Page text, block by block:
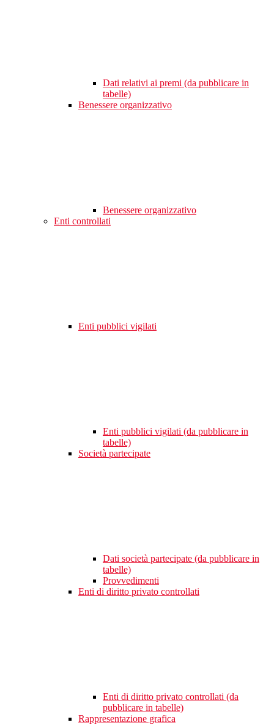
Dati relativi ai premi (da pubblicare in
tabelle)
Benessere organizzativo
Benessere organizzativo
Enti controllati
Enti pubblici vigilati
Enti pubblici vigilati (da pubblicare in
tabelle)
Società partecipate
Dati società partecipate (da pubblicare in
tabelle)
Provvedimenti
Enti di diritto privato controllati
Enti di diritto privato controllati (da
pubblicare in tabelle)
Rappresentazione grafica